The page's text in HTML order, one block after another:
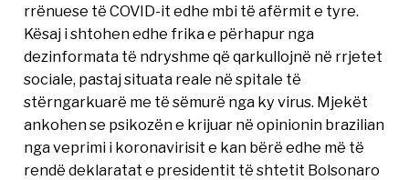
rrënuese të COVID-it edhe mbi të afërmit e tyre.
Kësaj i shtohen edhe frika e përhapur nga
dezinformata të ndryshme që qarkullojnë në rrjetet
sociale, pastaj situata reale në spitale të
stërngarkuarë me të sëmurë nga ky virus. Mjekët
ankohen se psikozën e krijuar në opinionin brazilian
nga veprimi i koronavirisit e kan bërë edhe më të
rendë deklaratat e presidentit të shtetit Bolsonaro